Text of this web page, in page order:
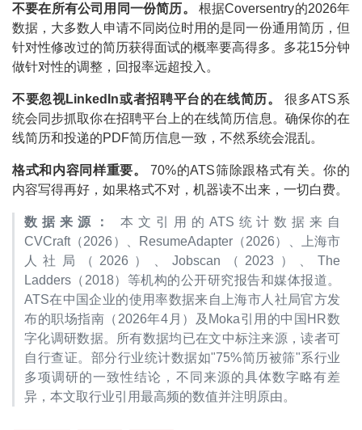
不要在所有公司用同一份简历。
根据Coversentry的2026年
数据，大多数人申请不同岗位时用的是同一份通用简历，但
针对性修改过的简历获得面试的概率要高得多。多花15分钟
做针对性的调整，回报率远超投入。
不要忽视LinkedIn或者招聘平台的在线简历。
很多ATS系
统会同步抓取你在招聘平台上的在线简历信息。确保你的在
线简历和投递的PDF简历信息一致，不然系统会混乱。
格式和内容同样重要。
70%的ATS筛除跟格式有关。你的
内容写得再好，如果格式不对，机器读不出来，一切白费。
数据来源：
本文引用的ATS统计数据来自
CVCraft（2026）、ResumeAdapter（2026）、上海市
人社局（2026）、Jobscan（2023）、The
Ladders（2018）等机构的公开研究报告和媒体报道。
ATS在中国企业的使用率数据来自上海市人社局官方发
布的职场指南（2026年4月）及Moka引用的中国HR数
字化调研数据。所有数据均已在文中标注来源，读者可
自行查证。部分行业统计数据如"75%简历被筛"系行业
多项调研的一致性结论，不同来源的具体数字略有差
异，本文取行业引用最高频的数值并注明原由。